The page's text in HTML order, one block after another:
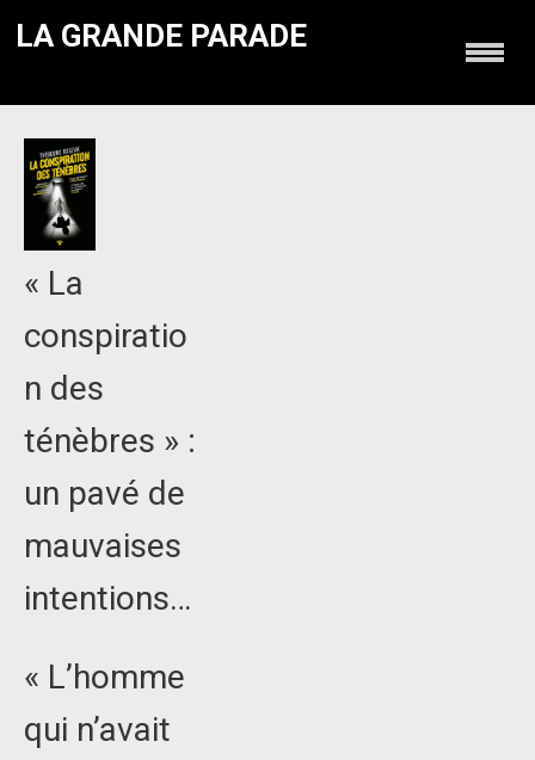
LA GRANDE PARADE
« La
conspiratio
n des
ténèbres » :
un pavé de
mauvaises
intentions…
« L’homme
qui n’avait